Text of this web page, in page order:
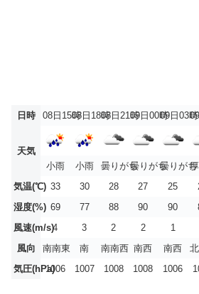
日時 08日15時08日18時08日21時09日00時09日03時
天気
小雨
小雨 曇りがち曇りがち曇りがち
気温(℃) 33 30 28 27 25
湿度(%) 69 77 88 90 90
風速(m/s)4 3 2 2 1
風向
南南東 南 南南西 南西 南西
気圧(hPa)1006 1007 1008 1008 1006